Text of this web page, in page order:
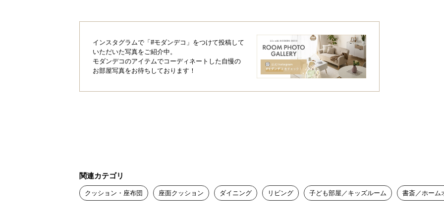
しっかりボリュームのクッション
インスタグラムで「#モダンデコ」をつけて投稿して
いただいた写真をご紹介中。
モダンデコのアイテムでコーディネートした自慢の
お部屋写真をお待ちしております！
関連カテゴリ
クッション・座布団 座面クッション ダイニング リビング 子ども部屋／キッズルーム 書斎／ホーム